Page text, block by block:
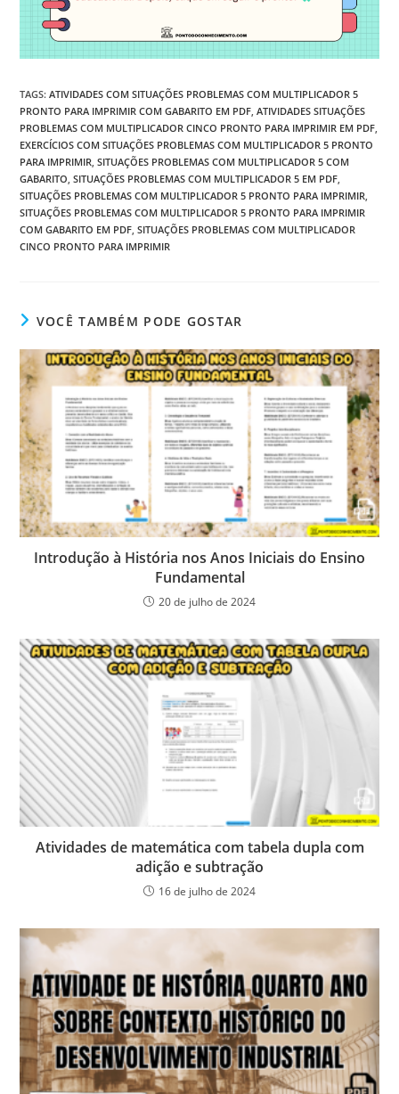
TAGS:ATIVIDADES COM SITUAÇÕES PROBLEMAS COM MULTIPLICADOR 5
PRONTO PARA IMPRIMIR COM GABARITO EM PDF, ATIVIDADES SITUAÇÕES
PROBLEMAS COM MULTIPLICADOR CINCO PRONTO PARA IMPRIMIR EM PDF,
EXERCÍCIOS COM SITUAÇÕES PROBLEMAS COM MULTIPLICADOR 5 PRONTO
PARA IMPRIMIR, SITUAÇÕES PROBLEMAS COM MULTIPLICADOR 5 COM
GABARITO, SITUAÇÕES PROBLEMAS COM MULTIPLICADOR 5 EM PDF,
SITUAÇÕES PROBLEMAS COM MULTIPLICADOR 5 PRONTO PARA IMPRIMIR,
SITUAÇÕES PROBLEMAS COM MULTIPLICADOR 5 PRONTO PARA IMPRIMIR
COM GABARITO EM PDF, SITUAÇÕES PROBLEMAS COM MULTIPLICADOR
CINCO PRONTO PARA IMPRIMIR
VOCÊ TAMBÉM PODE GOSTAR
Introdução à História nos Anos Iniciais do Ensino
Fundamental
20 de julho de 2024
Atividades de matemática com tabela dupla com
adição e subtração
16 de julho de 2024